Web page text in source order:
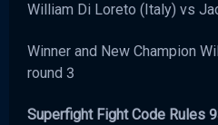
William Di Loreto (Italy) vs
Winner and New Champion
round 3
Superfight Fight Code Rules